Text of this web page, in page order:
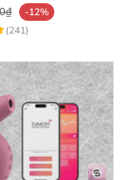
-12%
(241)